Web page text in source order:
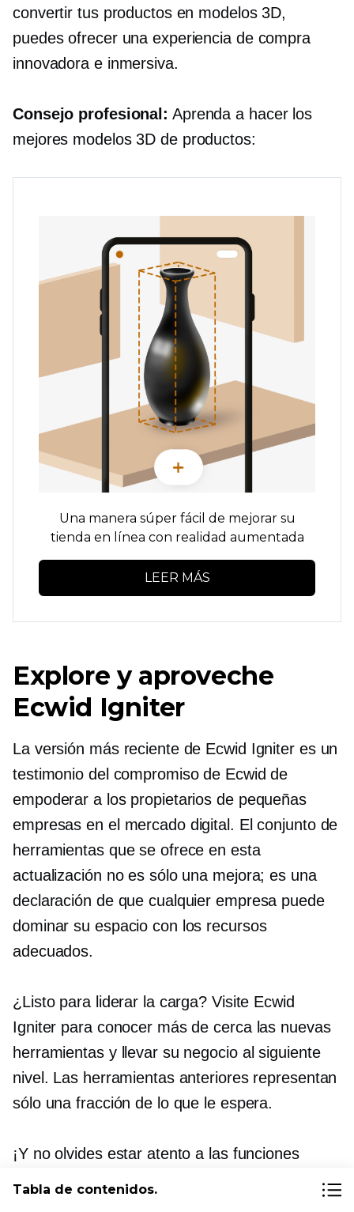
convertir tus productos en modelos 3D,
puedes ofrecer una experiencia de compra
innovadora e inmersiva.
Consejo profesional: Aprenda a hacer los
mejores modelos 3D de productos:
Una manera súper fácil de mejorar su
tienda en línea con realidad aumentada
LEER MÁS
Explore y aproveche
Ecwid Igniter
La versión más reciente de Ecwid Igniter es un
testimonio del compromiso de Ecwid de
empoderar a los propietarios de pequeñas
empresas en el mercado digital. El conjunto de
herramientas que se ofrece en esta
actualización no es sólo una mejora; es una
declaración de que cualquier empresa puede
dominar su espacio con los recursos
adecuados.
¿Listo para liderar la carga? Visite Ecwid
Igniter para conocer más de cerca las nuevas
herramientas y llevar su negocio al siguiente
nivel. Las herramientas anteriores representan
sólo una fracción de lo que le espera.
¡Y no olvides estar atento a las funciones
Tabla de contenidos.